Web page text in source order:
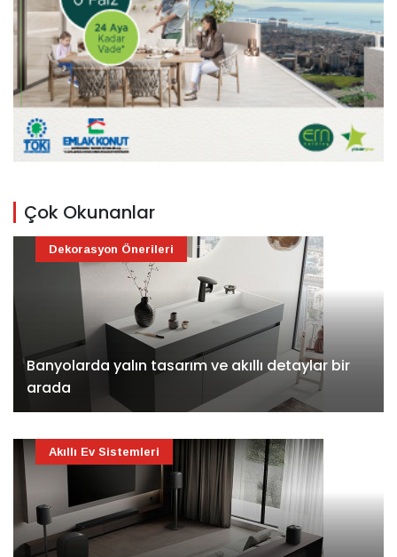
Çok Okunanlar
Banyolarda yalın tasarım ve akıllı detaylar bir
arada
Dekorasyon Önerileri
Akıllı Ev Sistemleri